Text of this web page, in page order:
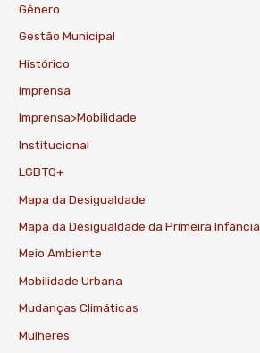
Gênero
Gestão Municipal
Histórico
Imprensa
Imprensa>Mobilidade
Institucional
LGBTQ+
Mapa da Desigualdade
Mapa da Desigualdade da Primeira Infância
Meio Ambiente
Mobilidade Urbana
Mudanças Climáticas
Mulheres